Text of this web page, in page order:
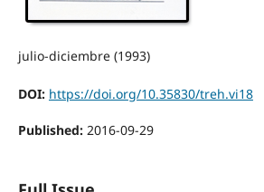
julio-diciembre (1993)
DOI: https://doi.org/10.35830/treh.vi18
Published: 2016-09-29